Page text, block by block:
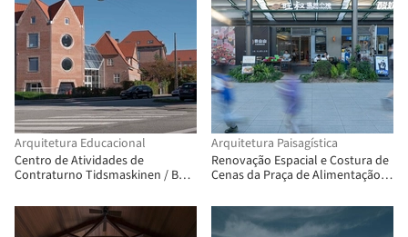
Arquitetura Educacional
Centro de Atividades de
Contraturno Tidsmaskinen / BBP
Arquitetura Paisagística
Renovação Espacial e Costura de
Cenas da Praça de Alimentação